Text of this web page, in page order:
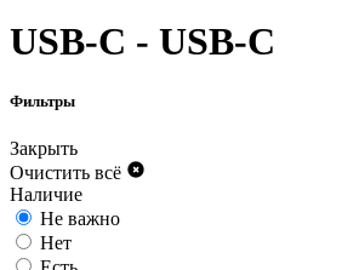
USB-C - USB-C
Фильтры
Закрыть
Очистить всё
Наличие
Не важно
Нет